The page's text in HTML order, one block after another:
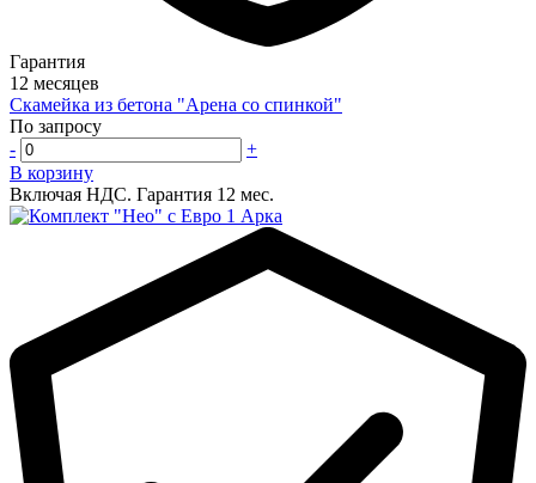
Гарантия
12 месяцев
Скамейка из бетона "Арена со спинкой"
По запросу
-
+
В корзину
Включая НДС. Гарантия 12 мес.